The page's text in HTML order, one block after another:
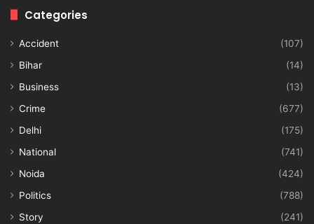
Categories
Accident
(107)
Bihar
(14)
Business
(13)
Crime
(677)
Delhi
(175)
National
(741)
Noida
(424)
Politics
(788)
Story
(241)